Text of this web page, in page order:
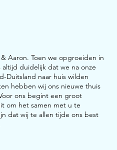
Aaron. Toen we opgroeiden in
duidelijk dat we na onze
Duitsland naar huis wilden
hebben wij ons nieuwe thuis
ons begint een groot
om het samen met u te
dat wij te allen tijde ons best